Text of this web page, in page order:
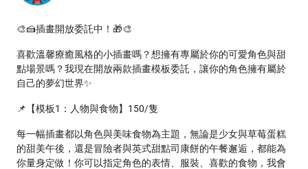
🎨🍰插畫開放委託中！🎁🎨
喜歡溫馨療癒風格的小插畫嗎？想擁有專屬於你的可愛角色與甜
點場景嗎？我現在開放兩款插畫模板委託，讓你的角色擁有屬於
自己的夢幻世界✨
📌【模板1：人物與食物】150/隻
每一幅插畫都以角色與美味食物為主題，無論是少女與草莓蛋糕
的甜美午後，還是冒險者與英式甜點司康餅的午餐邂逅，都能為
你量身定做！你可以指定角色的表情、服裝、喜歡的食物，我會